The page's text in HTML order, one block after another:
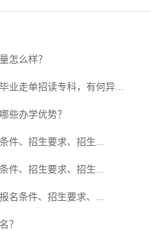
怎么样？
业走单招读专科，有何异...
些办学优势？
件、招生要求、招生...
件、招生要求、招生...
名条件、招生要求、...
？